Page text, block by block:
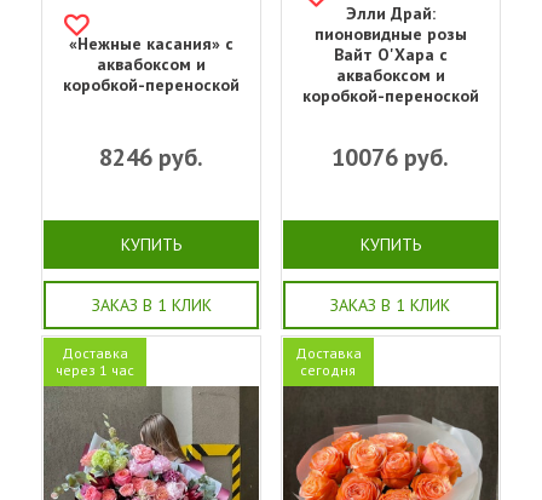
«Нежные касания» с
аквабоксом и
коробкой-переноской
8246 руб.
КУПИТЬ
ЗАКАЗ В 1 КЛИК
Элли Драй:
пионовидные розы
Вайт О'Хара с
аквабоксом и
коробкой-переноской
10076 руб.
КУПИТЬ
ЗАКАЗ В 1 КЛИК
Доставка
через 1 час
Доставка
сегодня